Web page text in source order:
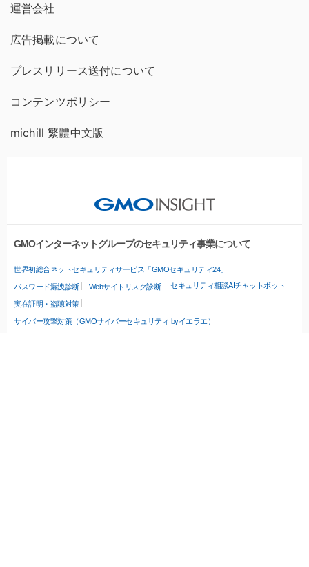
運営会社
広告掲載について
プレスリリース送付について
コンテンツポリシー
michill 繁體中文版
GMOインターネットグループのセキュリティ事業について
世界初総合ネットセキュリティサービス「GMOセキュリティ24」
パスワード漏洩診断 Webサイトリスク診断 セキュリティ相談AIチャットボット
実在証明・盗聴対策
サイバー攻撃対策（GMOサイバーセキュリティ byイエラエ）